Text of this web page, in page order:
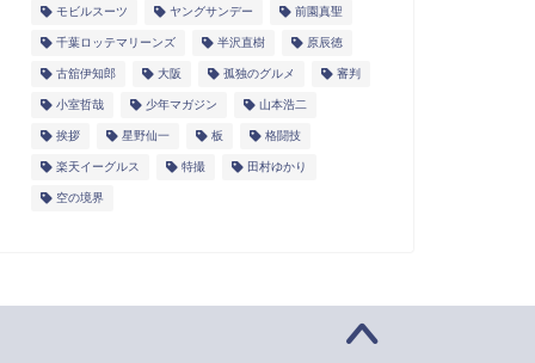
モビルスーツ ヤングサンデー 前園真聖
千葉ロッテマリーンズ 半沢直樹 原辰徳
古舘伊知郎 大阪 孤独のグルメ 審判
小室哲哉 少年マガジン 山本浩二
挨拶 星野仙一 板 格闘技
楽天イーグルス 特撮 田村ゆかり
空の境界